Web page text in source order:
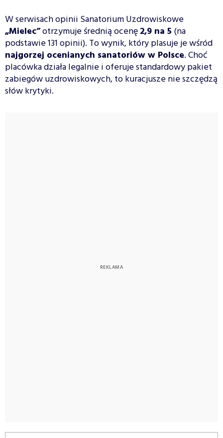
W serwisach opinii Sanatorium Uzdrowiskowe
„Mielec”otrzymuje średnią ocenę2,9 na 5 (na
podstawie 131 opinii). To wynik, który plasuje je wśród
najgorzej ocenianych sanatoriów w Polsce. Choć
placówka działa legalnie i oferuje standardowy pakiet
zabiegów uzdrowiskowych, to kuracjusze nie szczędzą
słów krytyki.